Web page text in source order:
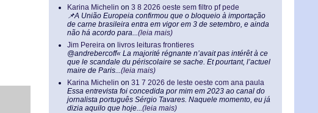
Karina Michelin on 3 8 2026 oeste sem filtro pf pede
📌A União Europeia confirmou que o bloqueio à importação
de carne brasileira entra em vigor em 3 de setembro, e ainda
não há acordo para...(leia mais)
Jim Pereira on livros leituras frontieres
@andrebercoff« La majorité régnante n’avait pas intérêt à ce
que le scandale du périscolaire se sache. Et pourtant, l’actuel
maire de Paris...(leia mais)
Karina Michelin on 31 7 2026 de leste oeste com ana paula
Essa entrevista foi concedida por mim em 2023 ao canal do
jornalista português Sérgio Tavares. Naquele momento, eu já
dizia aquilo que hoje...(leia mais)